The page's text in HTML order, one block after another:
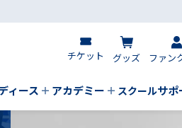
チケット グッズ ファン
ィース アカデミー スクールサポ